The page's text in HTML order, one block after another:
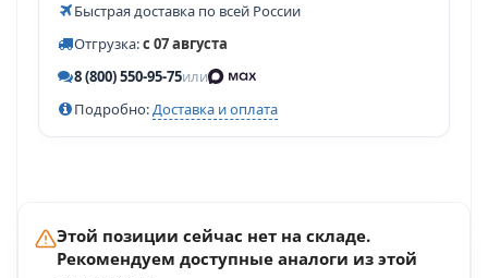
Быстрая доставка по всей России
Отгрузка:с 07 августа
8 (800) 550-95-75или
Подробно:Доставка и оплата
Этой позиции сейчас нет на складе.
Рекомендуем доступные аналоги из этой